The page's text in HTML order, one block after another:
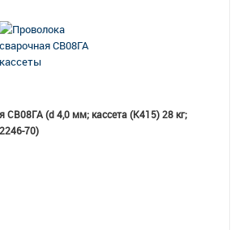
СВ08ГА (d 4,0 мм; кассета (К415) 28 кг;
70)